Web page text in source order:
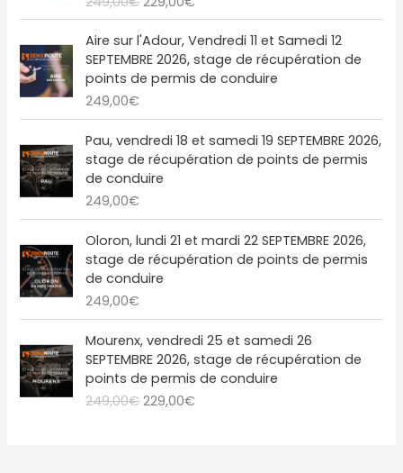
2
9
,
0
€
.
,
0
€
.
a
i
t
9
,
0
€
.
:
2
1
0
€
i
a
l
é
a
i
t
9
,
0
€
.
e
l
e
s
:
2
0
€
i
x
i
n
i
i
a
l
é
a
i
t
9
,
0
0
x
a
c
t
e
l
e
:
2
0
€
.
Aire sur l'Adour, Vendredi 11 et Samedi 12
SEPTEMBRE 2026, stage de récupération de
points de permis de conduire
249,00€
Pau, vendredi 18 et samedi 19 SEPTEMBRE 2026,
stage de récupération de points de permis
de conduire
249,00€
Oloron, lundi 21 et mardi 22 SEPTEMBRE 2026,
stage de récupération de points de permis
de conduire
249,00€
Mourenx, vendredi 25 et samedi 26
SEPTEMBRE 2026, stage de récupération de
points de permis de conduire
249,00€
e
p
r
i229,00€
L
e
p
r